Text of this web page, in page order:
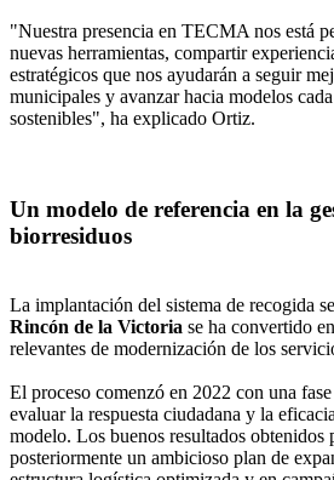
"Nuestra presencia en TECMA nos está
nuevas herramientas, compartir
estratégicos que nos ayudarán a seguir
municipales y avanzar hacia modelos
sostenibles", ha explicado Ortiz.
Un modelo de referencia en la
biorresiduos
La implantación del sistema de recogida
Rincón de la Victoria se ha convertido
relevantes de modernización de los
El proceso comenzó en 2022 con una
evaluar la respuesta ciudadana y la
modelo. Los buenos resultados obtenidos
posteriormente un ambicioso plan de